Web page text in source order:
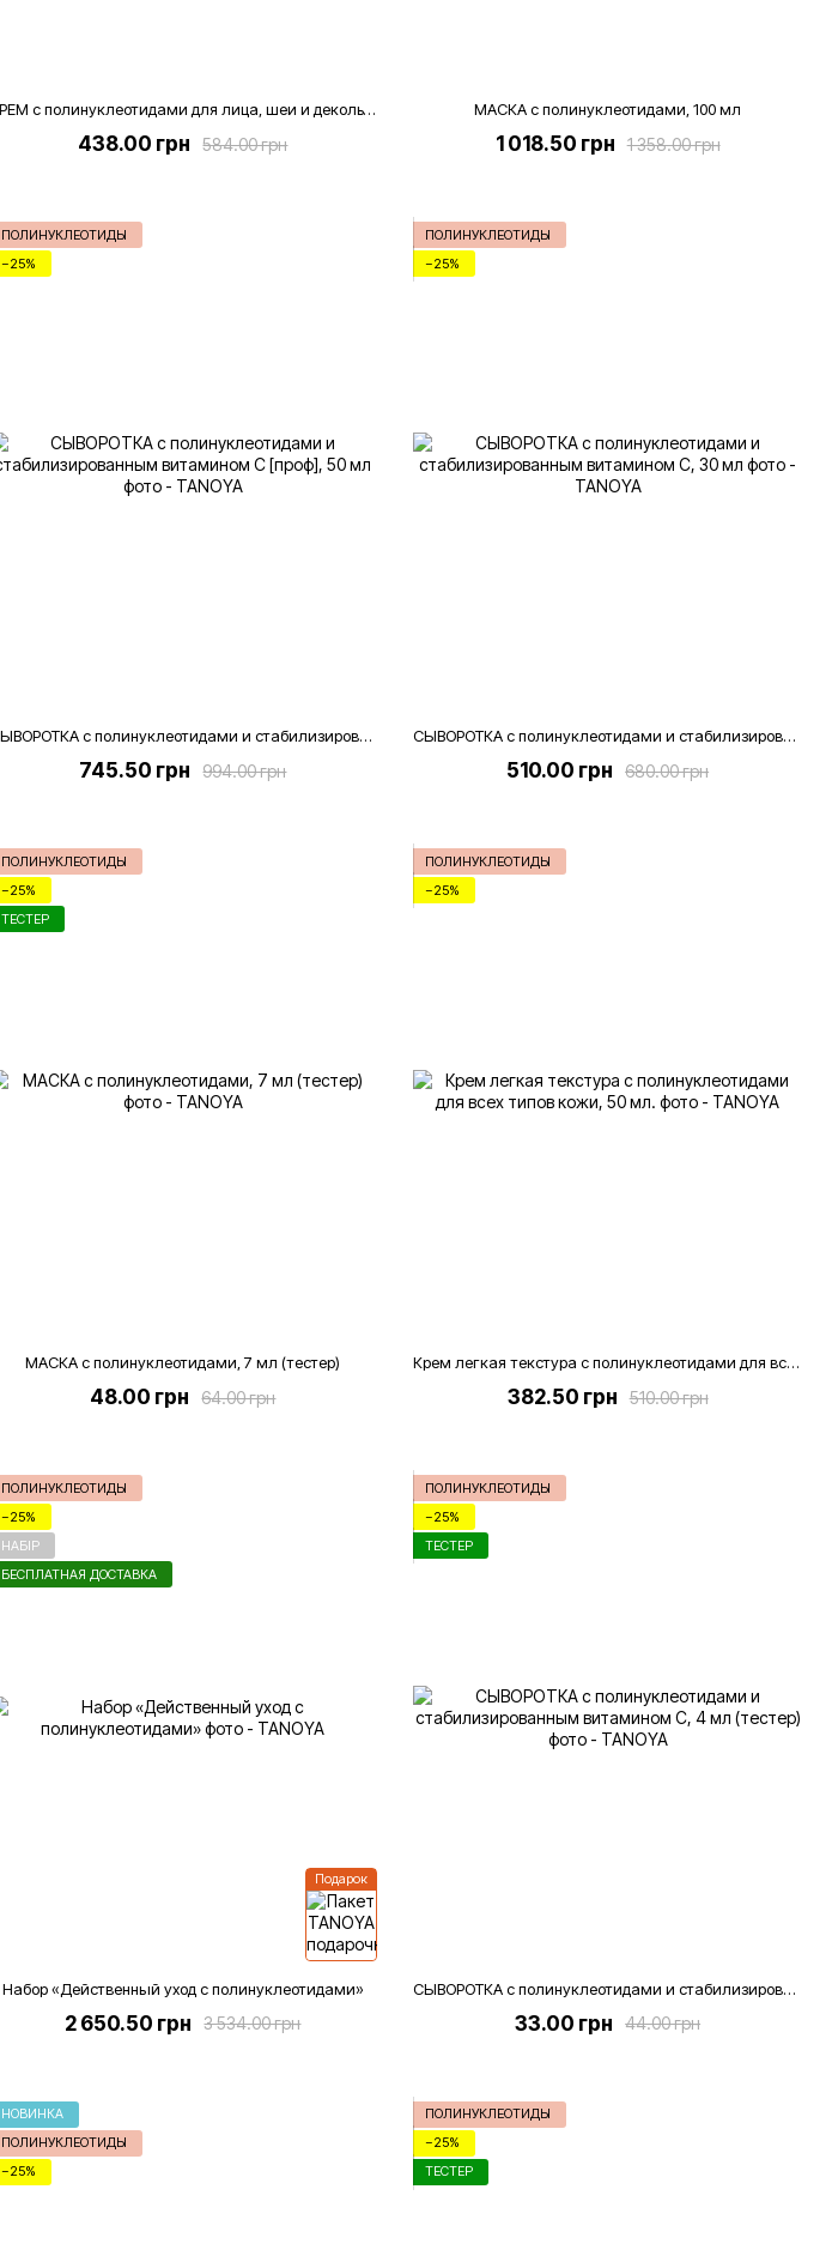
КРЕМ с полинуклеотидами для лица, шеи и декольте, 50 мл
584.00 грн
438.00 грн
МАСКА с полинуклеотидами, 100 мл
1 358.00 грн
1 018.50 грн
ПОЛИНУКЛЕОТИДЫ
−25%
СЫВОРОТКА с полинуклеотидами и стабилизированным витамином С [проф], 50 мл
994.00 грн
745.50 грн
ПОЛИНУКЛЕОТИДЫ
−25%
СЫВОРОТКА с полинуклеотидами и стабилизированным витамином С, 30 мл
680.00 грн
510.00 грн
ПОЛИНУКЛЕОТИДЫ
−25%
ТЕСТЕР
МАСКА с полинуклеотидами, 7 мл (тестер)
64.00 грн
48.00 грн
ПОЛИНУКЛЕОТИДЫ
−25%
Крем легкая текстура с полинуклеотидами для всех типов кожи, 50 мл.
510.00 грн
382.50 грн
Подарок
ПОЛИНУКЛЕОТИДЫ
−25%
НАБІР
БЕСПЛАТНАЯ ДОСТАВКА
Набор «Действенный уход с полинуклеотидами»
3 534.00 грн
2 650.50 грн
ПОЛИНУКЛЕОТИДЫ
−25%
ТЕСТЕР
СЫВОРОТКА с полинуклеотидами и стабилизированным витамином С, 4 мл (тестер)
44.00 грн
33.00 грн
НОВИНКА
ПОЛИНУКЛЕОТИДЫ
−25%
ПОЛИНУКЛЕОТИДЫ
−25%
ТЕСТЕР